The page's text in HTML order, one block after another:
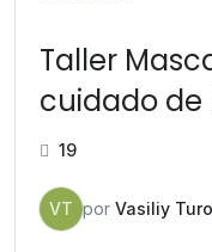
Taller
cuidado de
19
VT por Vasiliy